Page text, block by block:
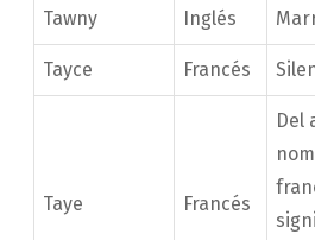
Tawny Inglés
Tayce Francés
Taye Francés
Del